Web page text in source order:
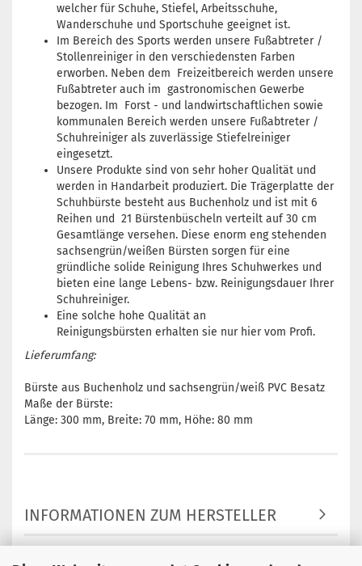
welcher für Schuhe, Stiefel, Arbeitsschuhe,
Wanderschuhe und Sportschuhe geeignet ist.
Im Bereich des Sports werden unsere Fußabtreter /
Stollenreiniger in den verschiedensten Farben
erworben. Neben dem Freizeitbereich werden unsere
Fußabtreter auch im gastronomischen Gewerbe
bezogen. Im Forst - und landwirtschaftlichen sowie
kommunalen Bereich werden unsere Fußabtreter /
Schuhreiniger als zuverlässige Stiefelreiniger
eingesetzt.
Unsere Produkte sind von sehr hoher Qualität und
werden in Handarbeit produziert. Die Trägerplatte der
Schuhbürste besteht aus Buchenholz und ist mit 6
Reihen und 21 Bürstenbüscheln verteilt auf 30 cm
Gesamtlänge versehen. Diese enorm eng stehenden
sachsengrün/weißen Bürsten sorgen für eine
gründliche solide Reinigung Ihres Schuhwerkes und
bieten eine lange Lebens- bzw. Reinigungsdauer Ihrer
Schuhreiniger.
Eine solche hohe Qualität an
Reinigungsbürsten erhalten sie nur hier vom Profi.
Lieferumfang:
Bürste aus Buchenholz und sachsengrün/weiß PVC Besatz
Maße der Bürste:
Länge: 300 mm, Breite: 70 mm, Höhe: 80 mm
INFORMATIONEN ZUM HERSTELLER